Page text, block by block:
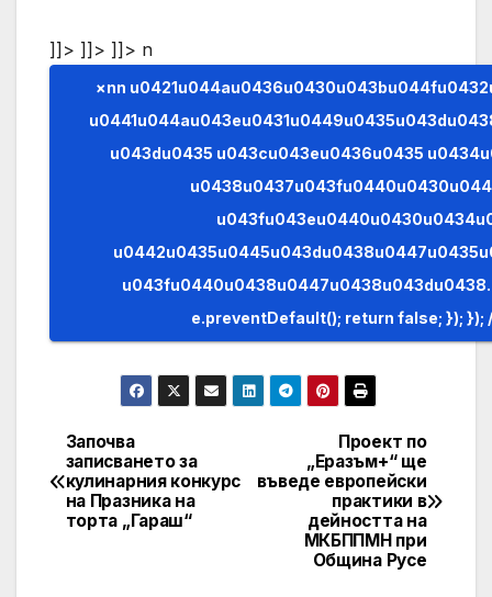
]]> ]]> ]]> n
×nn u0421u044au0436u0430u043bu044fu0432u0430u043cu0435,
u043du0435 u043cu043eu0436u0435
u043fu0440u0438u0447u0438u043du0438.
Post
navigation
Проект по
„Еразъм+“ ще
въведе европейски
практики в
дейността на
МКБППМН при
Община Русе
Започва
записването за
кулинарния конкурс
на Празника на
торта „Гараш“